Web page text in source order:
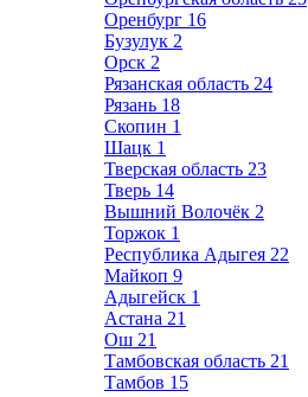
Оренбург 16
Бузулук 2
Орск 2
Рязанская область 24
Рязань 18
Скопин 1
Шацк 1
Тверская область 23
Тверь 14
Вышний Волочёк 2
Торжок 1
Республика Адыгея 22
Майкоп 9
Адыгейск 1
Астана 21
Ош 21
Тамбовская область 21
Тамбов 15